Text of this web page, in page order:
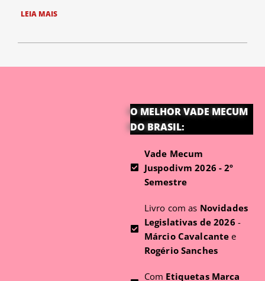
LEIA MAIS
O MELHOR VADE MECUM
DO BRASIL:
Vade Mecum
Juspodivm 2026 - 2º
Semestre
Livro com as Novidades
Legislativas de 2026 -
Márcio Cavalcante e
Rogério Sanches
Com Etiquetas Marca